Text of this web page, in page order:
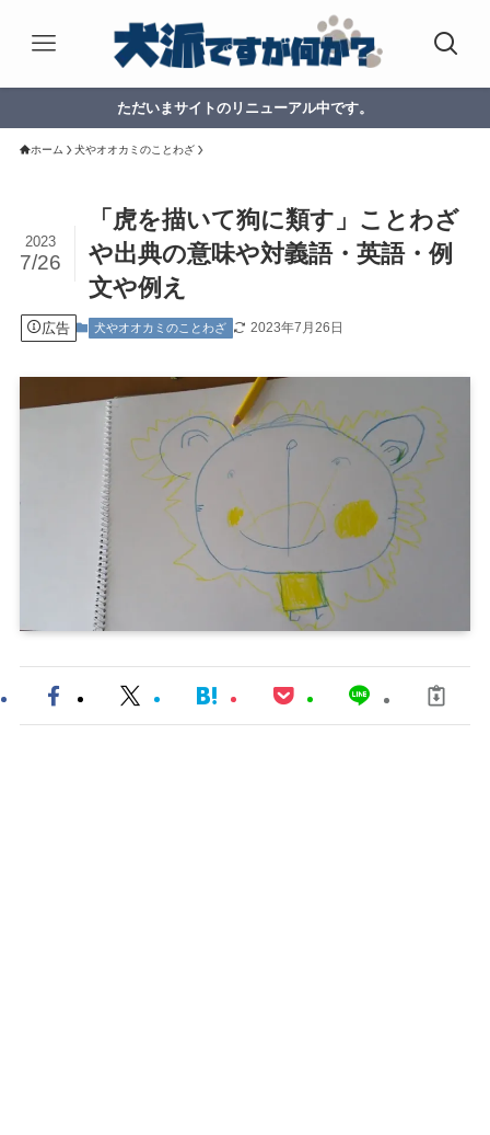
ただいまサイトのリニューアル中です。
ホーム 犬やオオカミのことわざ
「虎を描いて狗に類す」ことわざ
や出典の意味や対義語・英語・例
文や例え
2023
7/26
広告 犬やオオカミのことわざ 2023年7月26日